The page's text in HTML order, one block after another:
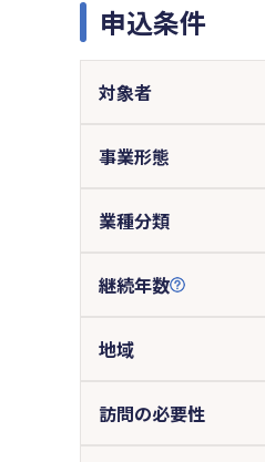
申込条件
対象者
事業形態
業種分類
継続年数
地域
訪問の必要性